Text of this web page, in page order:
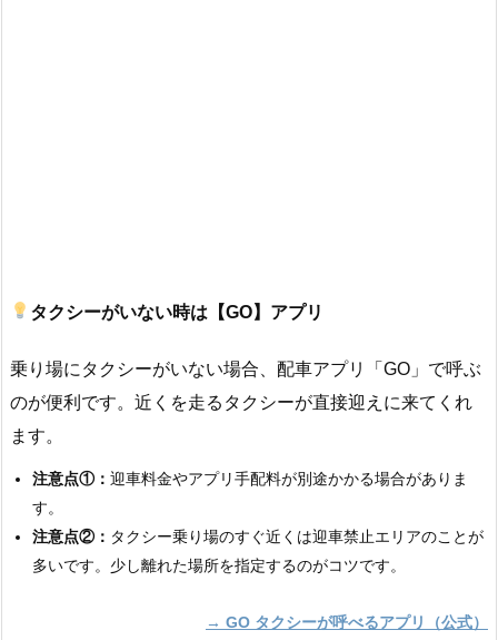
タクシーがいない時は【GO】アプリ
乗り場にタクシーがいない場合、配車アプリ「GO」で呼ぶ
のが便利です。近くを走るタクシーが直接迎えに来てくれ
ます。
注意点①： 迎車料金やアプリ手配料が別途かかる場合がありま
す。
注意点②： タクシー乗り場のすぐ近くは迎車禁止エリアのことが
多いです。少し離れた場所を指定するのがコツです。
→ GO タクシーが呼べるアプリ（公式）